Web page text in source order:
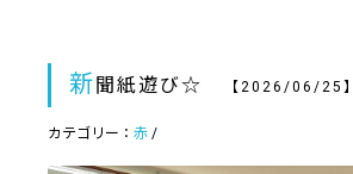
新聞紙遊び☆ 【2026/06/25】
カテゴリー： 赤 /